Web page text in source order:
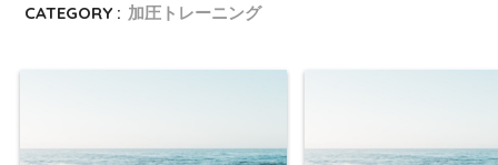
CATEGORY : 加圧トレーニング